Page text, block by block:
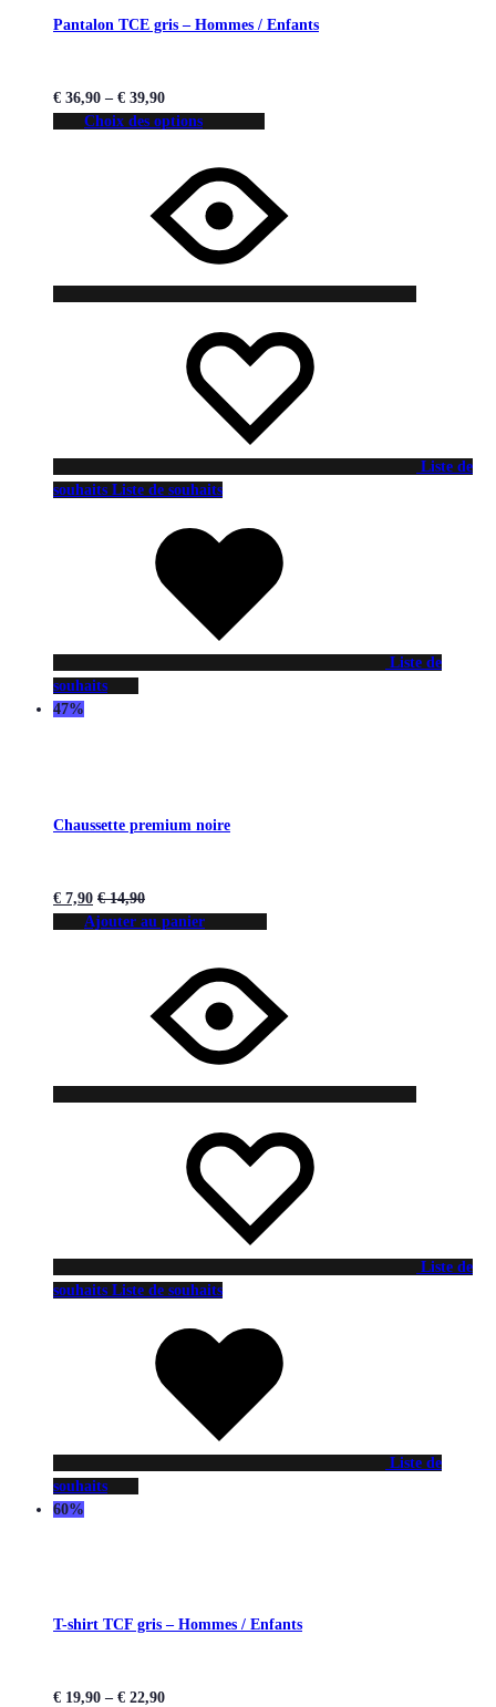
Pantalon TCE gris – Hommes / Enfants
€ 36,90 – € 39,90
Choix des options
Liste de
souhaits Liste de souhaits
Liste de
souhaits
47%
Chaussette premium noire
€ 7,90 €14,90
Ajouter au panier
Liste de
souhaits Liste de souhaits
Liste de
souhaits
60%
T-shirt TCF gris – Hommes / Enfants
€ 19,90 – € 22,90